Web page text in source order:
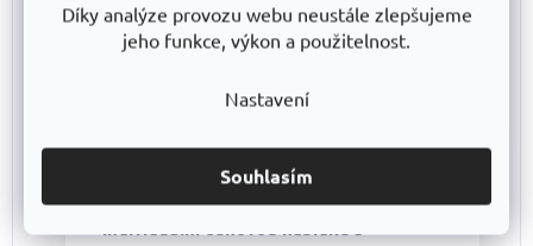
Díky analýze provozu webu neustále zlepšujeme
jeho funkce, výkon a použitelnost.
Nastavení
Souhlasím
Nakupujete pro firmu nebo
potřebujete větší množství?
Pro větší objednávky vám připravíme